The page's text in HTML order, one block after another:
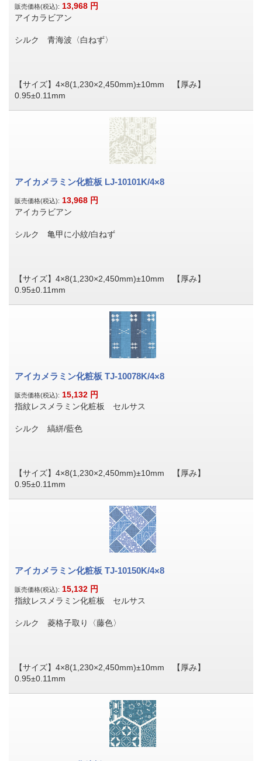
販売価格(税込): 13,968 円
アイカラビアン
シルク 青海波〈白ねず〉
【サイズ】4×8(1,230×2,450mm)±10mm 【厚み】
0.95±0.11mm
アイカメラミン化粧板 LJ-10101K/4×8
販売価格(税込): 13,968 円
アイカラビアン
シルク 亀甲に小紋/白ねず
【サイズ】4×8(1,230×2,450mm)±10mm 【厚み】
0.95±0.11mm
アイカメラミン化粧板 TJ-10078K/4×8
販売価格(税込): 15,132 円
指紋レスメラミン化粧板 セルサス
シルク 縞絣/藍色
【サイズ】4×8(1,230×2,450mm)±10mm 【厚み】
0.95±0.11mm
アイカメラミン化粧板 TJ-10150K/4×8
販売価格(税込): 15,132 円
指紋レスメラミン化粧板 セルサス
シルク 菱格子取り〈藤色〉
【サイズ】4×8(1,230×2,450mm)±10mm 【厚み】
0.95±0.11mm